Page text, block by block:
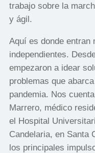
trabajo sobre la
y ágil.
Aquí es donde entran
independientes.
empezaron a idear
problemas que
pandemia. Nos
Marrero, médico
el Hospital
Candelaria, en Santa
los principales